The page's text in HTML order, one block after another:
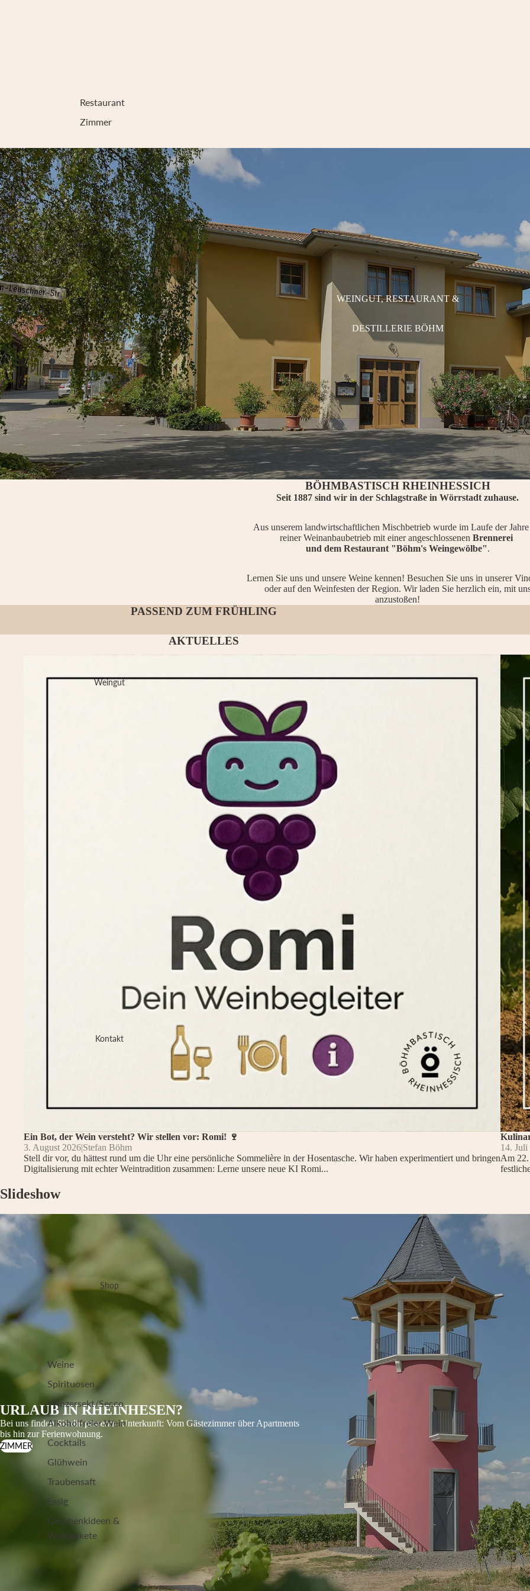
Restaurant
Zimmer
Destillerie
Weingut
Kontakt
Shop
Weine
Spirituosen
Winzersekt/Secco
Alkoholfreier Wein
Cocktails
Glühwein
Traubensaft
Essig
Geschenkideen &
Weinpakete
WEINGUT, RESTAURANT &
DESTILLERIE BÖHM
BÖHMBASTISCH RHEINHESSICH
Seit 1887 sind wir in der Schlagstraße in Wörrstadt zuhause.
Aus unserem landwirtschaftlichen Mischbetrieb wurde im Laufe der
reiner Weinanbaubetrieb mit einer angeschlossenen Brennerei
und dem Restaurant "Böhm's Weingewölbe".
Lernen Sie uns und unsere Weine kennen! Besuchen Sie uns in unserer
oder auf den Weinfesten der Region. Wir laden Sie herzlich ein, mit
anzustoßen!
PASSEND ZUM FRÜHLING
AKTUELLES
Ein Bot, der Wein versteht? Wir stellen vor: Romi! 🍷
3. August 2026|Stefan Böhm
Stell dir vor, du hättest rund um die Uhr eine persönliche Sommelière in der Hosentasche. Wir haben experimentiert und bringen
Digitalisierung mit echter Weintradition zusammen: Lerne unsere neue KI Romi...
14. Juli
Am
Slideshow
URLAUB IN RHEINHESEN?
Bei uns finden Sie die passende Unterkunft: Vom Gästezimmer über Apartments
bis hin zur Ferienwohnung.
ZIMMER